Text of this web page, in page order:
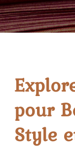
pour
Style